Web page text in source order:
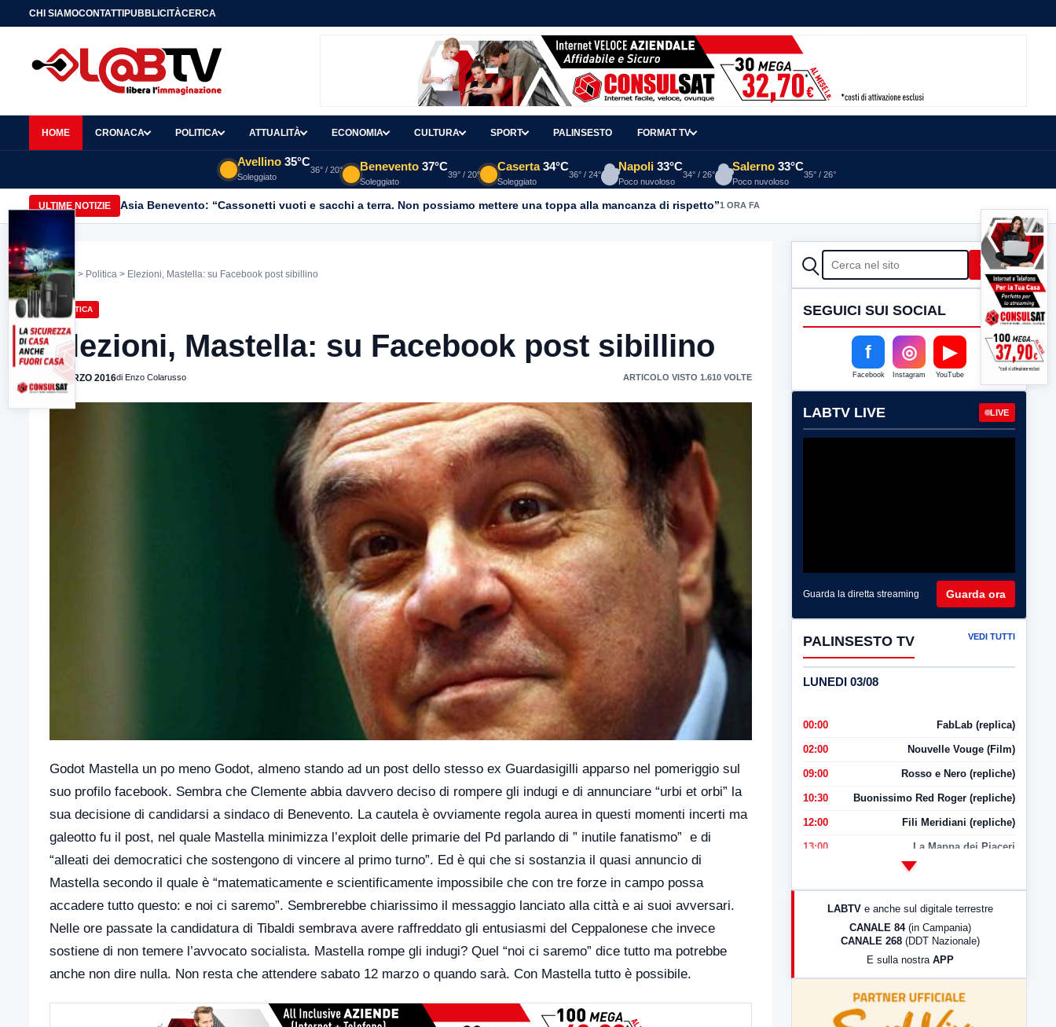
CHI SIAMOCONTATTIPUBBLICITÀCERCA
HOME CRONACA POLITICA ATTUALITÀ ECONOMIA CULTURA SPORT PALINSESTO FORMAT TV
Avellino 35°C
Soleggiato
36° / 20° Benevento 37°C
Soleggiato
39° / 20°
Caserta 34°C
Soleggiato
36° / 24°
Napoli 33°C
Poco nuvoloso
34° / 26°
Salerno 33°C
Poco nuvoloso
35° / 26°
ULTIME NOTIZIE Asia Benevento: “Cassonetti vuoti e sacchi a terra. Non possiamo mettere una toppa alla mancanza di rispetto”1 ORA FA
Home > Politica > Elezioni, Mastella: su Facebook post sibillino
POLITICA
Elezioni, Mastella: su Facebook post sibillino
9 MARZO 2016di Enzo Colarusso ARTICOLO VISTO 1.610 VOLTE
Godot Mastella un po meno Godot, almeno stando ad un post dello stesso ex Guardasigilli apparso nel pomeriggio sul
suo profilo facebook. Sembra che Clemente abbia davvero deciso di rompere gli indugi e di annunciare “urbi et orbi” la
sua decisione di candidarsi a sindaco di Benevento. La cautela è ovviamente regola aurea in questi momenti incerti ma
galeotto fu il post, nel quale Mastella minimizza l’exploit delle primarie del Pd parlando di ” inutile fanatismo” e di
“alleati dei democratici che sostengono di vincere al primo turno”. Ed è qui che si sostanzia il quasi annuncio di
Mastella secondo il quale è “matematicamente e scientificamente impossibile che con tre forze in campo possa
accadere tutto questo: e noi ci saremo”. Sembrerebbe chiarissimo il messaggio lanciato alla città e ai suoi avversari.
Nelle ore passate la candidatura di Tibaldi sembrava avere raffreddato gli entusiasmi del Ceppalonese che invece
sostiene di non temere l’avvocato socialista. Mastella rompe gli indugi? Quel “noi ci saremo” dice tutto ma potrebbe
anche non dire nulla. Non resta che attendere sabato 12 marzo o quando sarà. Con Mastella tutto è possibile.
CERCA Cerca
SEGUICI SUI SOCIAL
f
Facebook
◎
Instagram
▶
YouTube
LABTV LIVE LIVE
Guarda la diretta streaming Guarda ora
PALINSESTO TV VEDI TUTTI
LUNEDI 03/08
00:00 FabLab (replica)
02:00 Nouvelle Vouge (Film)
09:00 Rosso e Nero (repliche)
10:30 Buonissimo Red Roger (repliche)
12:00 Fili Meridiani (repliche)
13:00 La Mappa dei Piaceri
LabNews (Diretta)
LabNews (replica)
LABTV e anche sul digitale terrestre
CANALE 84 (in Campania)
CANALE 268 (DDT Nazionale)
E sulla nostra APP